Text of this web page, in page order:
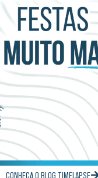
CONHEÇA O BLOG TIMELAPSE